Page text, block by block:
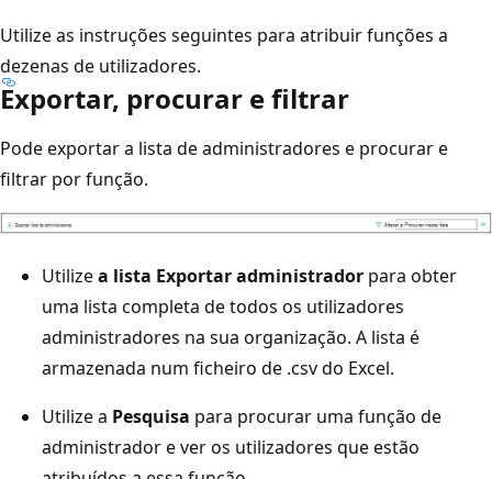
Utilize as instruções seguintes para atribuir funções a
dezenas de utilizadores.
Exportar, procurar e filtrar
Pode exportar a lista de administradores e procurar e
filtrar por função.
Utilizea lista Exportar administrador para obter
uma lista completa de todos os utilizadores
administradores na sua organização. A lista é
armazenada num ficheiro de .csv do Excel.
Utilize a Pesquisa para procurar uma função de
administrador e ver os utilizadores que estão